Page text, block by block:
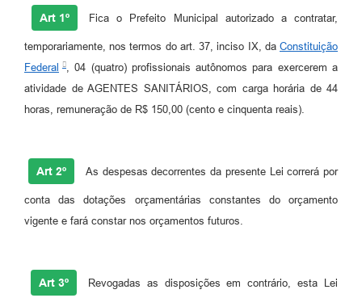
Vigilância em Saúde
Creche Municipal
Plano Diretor
Farmácia Municipal
Orientações COVID-19
Contratos
Legislação
Art 1º Fica o Prefeito Municipal autorizado a contratar,
temporariamente, nos termos do art. 37, inciso IX, da Constituição
Federal
, 04 (quatro) profissionais autônomos para exercerem a
atividade de AGENTES SANITÁRIOS, com carga horária de 44
horas, remuneração de R$ 150,00 (cento e cinquenta reais).
Art 2º As despesas decorrentes da presente Lei correrá por
conta das dotações orçamentárias constantes do orçamento
vigente e fará constar nos orçamentos futuros.
Art 3º Revogadas as disposições em contrário, esta Lei